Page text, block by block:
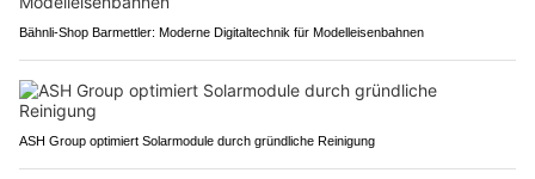
Bähnli-Shop Barmettler: Moderne Digitaltechnik für Modelleisenbahnen
ASH Group optimiert Solarmodule durch gründliche Reinigung